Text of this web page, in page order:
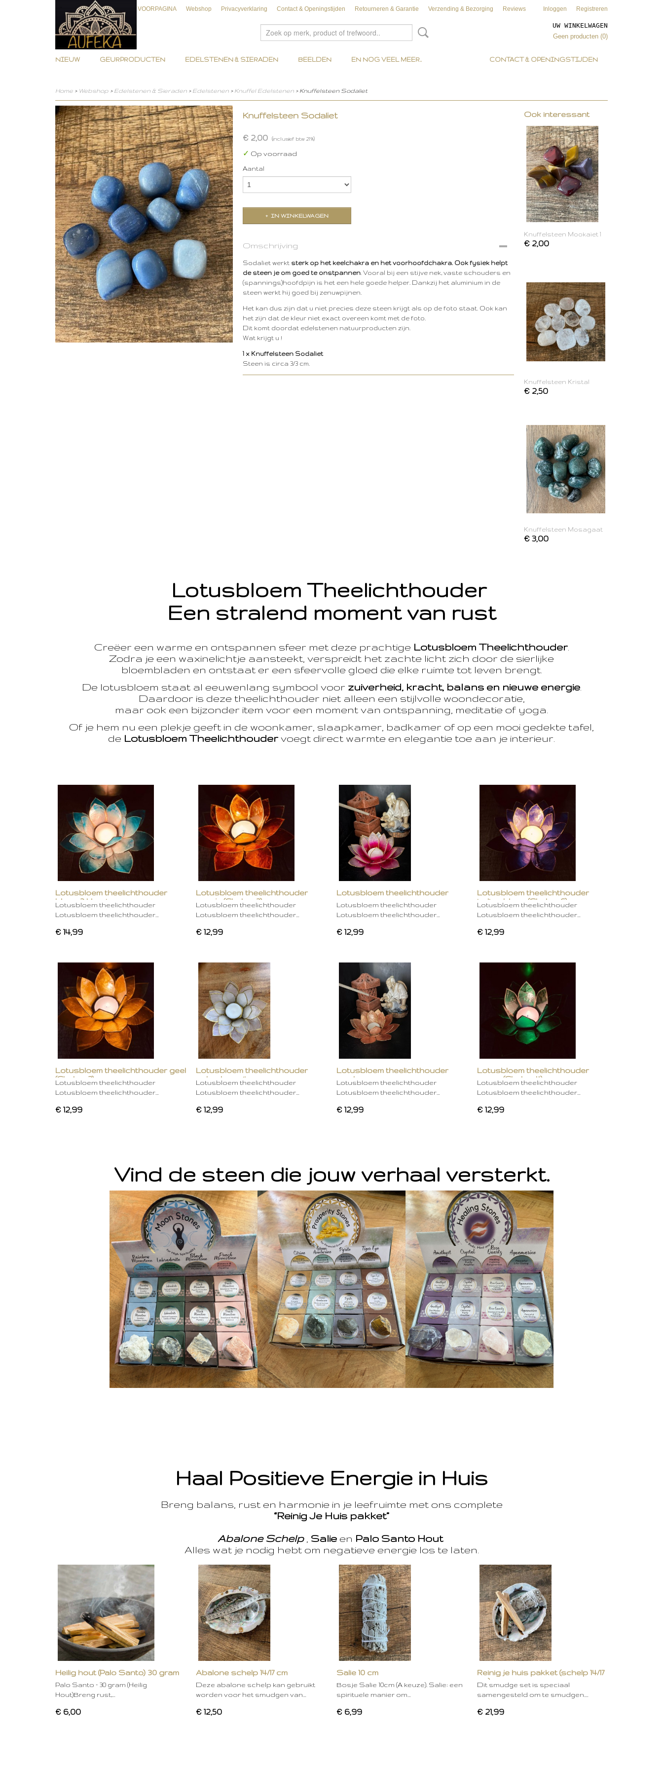
VOORPAGINA Webshop Privacyverklaring Contact & Openingstijden Retourneren & Garantie Verzending & Bezorging Reviews Inloggen Registreren
UW WINKELWAGEN
Geen producten (0)
CONTACT & OPENINGSTIJDEN
NIEUW GEURPRODUCTEN EDELSTENEN & SIERADEN BEELDEN EN NOG VEEL MEER..
Home > Webshop > Edelstenen & Sieraden > Edelstenen > Knuffel Edelstenen > Knuffelsteen Sodaliet
Knuffelsteen Sodaliet
€ 2,00 (inclusief btw 21%)
✓ Op voorraad
Aantal
IN WINKELWAGEN
Omschrijving
Sodaliet werkt sterk op het keelchakra en het voorhoofdchakra. Ook fysiek helpt
de steen je om goed te onstpannen . Vooral bij een stijve nek, vaste schouders en
(spannings)hoofdpijn is het een hele goede helper. Dankzij het aluminium in de
steen werkt hij goed bij zenuwpijnen.
Het kan dus zijn dat u niet precies deze steen krijgt als op de foto staat. Ook kan
het zijn dat de kleur niet exact overeen komt met de foto.
Dit komt doordat edelstenen natuurproducten zijn.
Wat krijgt u !
1 x Knuffelsteen Sodaliet
Steen is circa 3/3 cm.
Ook interessant
Knuffelsteen Mookaiet 1
€ 2,00
Knuffelsteen Kristal
€ 2,50
Knuffelsteen Mosagaat
€ 3,00
Lotusbloem Theelichthouder
Een stralend moment van rust
Creëer een warme en ontspannen sfeer met deze prachtige Lotusbloem Theelichthouder.
Zodra je een waxinelichtje aansteekt, verspreidt het zachte licht zich door de sierlijke
bloembladen en ontstaat er een sfeervolle gloed die elke ruimte tot leven brengt.
De lotusbloem staat al eeuwenlang symbool voor zuiverheid, kracht, balans en nieuwe energie.
Daardoor is deze theelichthouder niet alleen een stijlvolle woondecoratie,
maar ook een bijzonder item voor een moment van ontspanning, meditatie of yoga.
Of je hem nu een plekje geeft in de woonkamer, slaapkamer, badkamer of op een mooi gedekte tafel,
de Lotusbloem Theelichthouder voegt direct warmte en elegantie toe aan je interieur.
Lotusbloem theelichthouder
blauw 2 kleurig
Lotusbloem theelichthouder
Lotusbloem theelichthouder…
€ 14,99
Lotusbloem theelichthouder
oranje (Chakra 2)
Lotusbloem theelichthouder
Lotusbloem theelichthouder…
€ 12,99
Lotusbloem theelichthouder
rose
Lotusbloem theelichthouder
Lotusbloem theelichthouder…
€ 12,99
Lotusbloem theelichthouder
indigo blauw (Chakra 6)
Lotusbloem theelichthouder
Lotusbloem theelichthouder…
€ 12,99
Lotusbloem theelichthouder geel
(Chakra 3)
Lotusbloem theelichthouder
Lotusbloem theelichthouder…
€ 12,99
Lotusbloem theelichthouder
gebroken wit
Lotusbloem theelichthouder
Lotusbloem theelichthouder…
€ 12,99
Lotusbloem theelichthouder
mocha
Lotusbloem theelichthouder
Lotusbloem theelichthouder…
€ 12,99
Lotusbloem theelichthouder
groen (Chakra 4)
Lotusbloem theelichthouder
Lotusbloem theelichthouder…
€ 12,99
Vind de steen die jouw verhaal versterkt.
Haal Positieve Energie in Huis
Breng balans, rust en harmonie in je leefruimte met ons complete
“Reinig Je Huis pakket”
Abalone Schelp, Salie en Palo Santo Hout
Alles wat je nodig hebt om negatieve energie los te laten.
Heilig hout (Palo Santo) 30 gram
Palo Santo – 30 gram (Heilig
Hout)Breng rust,…
€ 6,00
Abalone schelp 14/17 cm
Deze abalone schelp kan gebruikt
worden voor het smudgen van…
€ 12,50
Salie 10 cm
Bosje Salie 10cm (A keuze). Salie: een
spirituele manier om…
€ 6,99
Reinig je huis pakket (schelp 14/17
cm)
Dit smudge set is speciaal
samengesteld om te smudgen.…
€ 21,99